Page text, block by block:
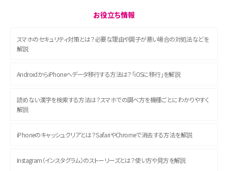
お役立ち情報
スマホのセキュリティ対策とは？必要な理由や調子が悪い場合の対処法などを
解説
AndroidからiPhoneへデータ移行する方法は？「iOSに移行」を解説
読めない漢字を検索する方法は？スマホでの調べ方を機種ごとにわかりやすく
解説
iPhoneのキャッシュクリアとは？SafariやChromeで消去する方法を解説
Instagram（インスタグラム）のストーリーズとは？使い方や見方を解説